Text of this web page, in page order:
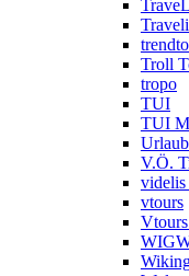
Troll
tropo
TUI
TUI
V.Ö.
videlis
vtours